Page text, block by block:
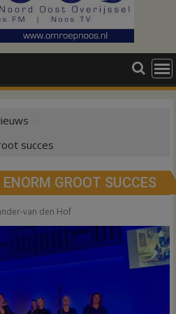
succes
GROOT SUCCES
van den Hof